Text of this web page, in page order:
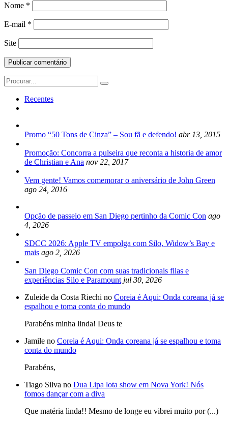
Nome *
E-mail *
Site
Search
for:
Recentes
Promo “50 Tons de Cinza” – Sou fã e defendo! abr 13, 2015
Promoção: Concorra a pulseira que reconta a historia de amor
de Christian e Ana nov 22, 2017
Vem gente! Vamos comemorar o aniversário de John Green
ago 24, 2016
Opção de passeio em San Diego pertinho da Comic Con ago
4, 2026
SDCC 2026: Apple TV empolga com Silo, Widow’s Bay e
mais ago 2, 2026
San Diego Comic Con com suas tradicionais filas e
experiências Silo e Paramount jul 30, 2026
Zuleide da Costa Riechi no Coreia é Aqui: Onda coreana já se
espalhou e toma conta do mundo
Parabéns minha linda! Deus te
Jamile no Coreia é Aqui: Onda coreana já se espalhou e toma
conta do mundo
Parabéns,
Tiago Silva no Dua Lipa lota show em Nova York! Nós
fomos dançar com a diva
Que matéria linda!! Mesmo de longe eu vibrei muito por (...)